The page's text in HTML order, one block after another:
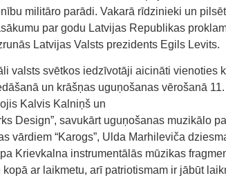
militāro parādi. Vakarā rīdzinieki un
par godu Latvijas Republikas
Latvijas Valsts prezidents Egils Levits.
valsts svētkos iedzīvotāji aicināti vienoties
un krāšņas uguņošanas vērošanā
Kalvis Kalniņš un
Design”, savukārt uguņošanas muzikālo
vārdiem “Karogs”, Ulda Marhileviča
Krievkalna instrumentālās mūzikas
ar laikmetu, arī patriotismam ir jābūt